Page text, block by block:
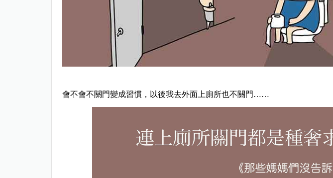
會不會不關門變成習慣，以後我去外面上廁所也不關門……